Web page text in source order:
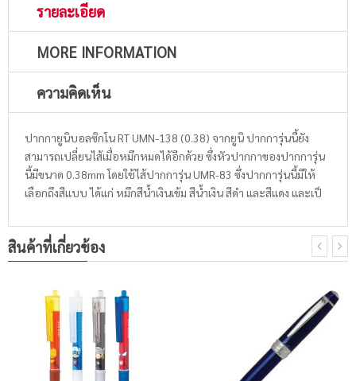
รายละเอียด
MORE INFORMATION
ความคิดเห็น
ปากกายูนิบอลซิกโน RT UMN-138 (0.38) จากยูนิ ปากการุ่นนี้ยัง
สามารถเปลี่ยนไส้เมื่อหมึกหมดได้อีกด้วย ซึ่งหัวปากกาของปากการุ่น
นี้มีขนาด 0.38mm โดยใช้ไส้ปากการุ่น UMR-83 ซึ่งปากการุ่นนี้มีให้
เลือกถึงสีแบบ ได้แก่ หมึกสีน้ำเงินเข้ม สีน้ำเงิน สีดำ และสีแดง และเป็
สินค้าที่เกี่ยวข้อง